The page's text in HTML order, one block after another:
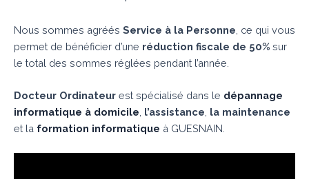
Nous sommes agréés Service à la Personne , ce qui vous
permet de bénéficier d’une réduction fiscale de 50% sur
le total des sommes réglées pendant l’année.
Docteur Ordinateur est spécialisé dans le dépannage
informatique à domicile l’assistance la maintenance
et la formation informatique à GUESNAIN.